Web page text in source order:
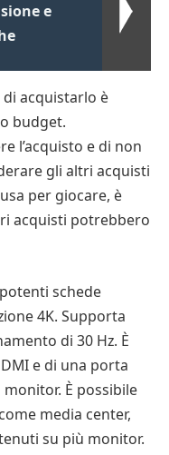
e
acquistarlo è
budget.
l’acquisto e di non
gli altri acquisti
per giocare, è
acquisti potrebbero
schede
4K. Supporta
di 30 Hz. È
e di una porta
È possibile
media center,
su più monitor.